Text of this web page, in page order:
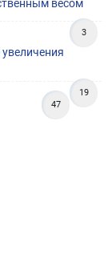
весом
3
19
47